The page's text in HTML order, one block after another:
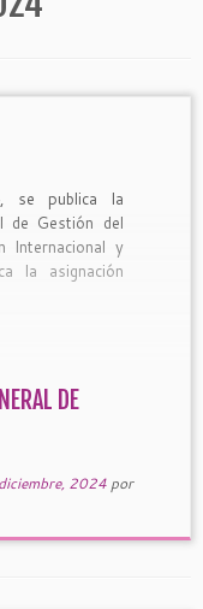
se publica la
de Gestión del
Internacional y
la asignación
DE
2024 por